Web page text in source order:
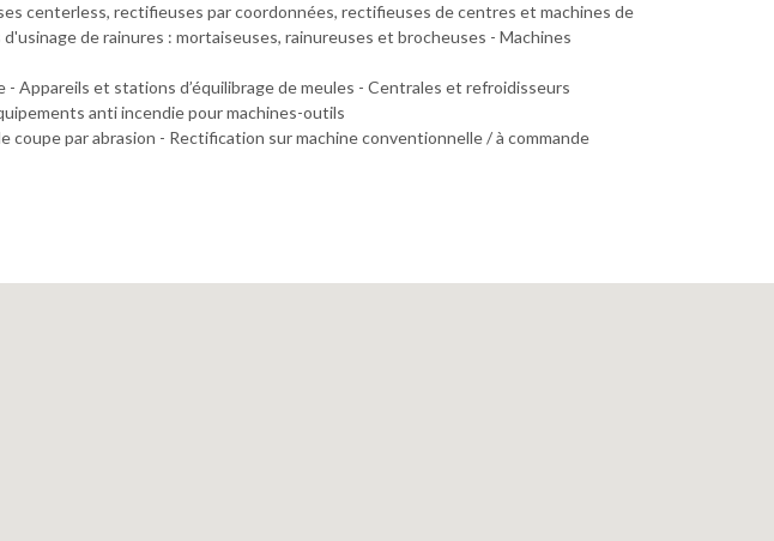
centerless, rectifieuses par coordonnées, rectifieuses de centres et machines de
de rainures : mortaiseuses, rainureuses et brocheuses - Machines
Appareils et stations d’équilibrage de meules - Centrales et refroidisseurs
anti incendie pour machines-outils
par abrasion - Rectification sur machine conventionnelle / à commande